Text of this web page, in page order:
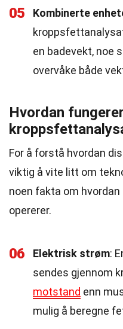
05 Kombinerte
en badevekt, noe
overvåke både
Hvordan fungerer
For å forstå hvordan
viktig å vite litt om
noen fakta om
opererer.
06 Elektrisk strøm:
sendes gjennom
motstand enn
mulig å beregne